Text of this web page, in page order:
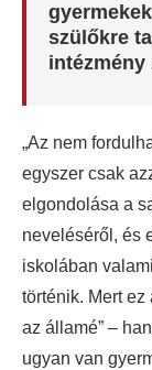
szülőkre
intézmény
„Az nem
egyszer csak
elgondolása a
neveléséről, és
iskolában
történik. Mert
az államé” –
ugyan van